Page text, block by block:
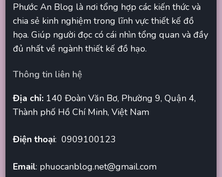
Phước An Blog là nơi tổng hợp các kiến thức và
chia sẻ kinh nghiệm trong lĩnh vực thiết kế đồ
họa. Giúp người đọc có cái nhìn tổng quan và đầy
đủ nhất về ngành thiết kế đồ hạo.
Thông tin liên hệ
Địa chỉ: 140 Đoàn Văn Bơ, Phường 9, Quận 4,
Thành phố Hồ Chí Minh, Việt Nam
Điện thoại: 0909100123
Email: phuocanblog.net@gmail.com